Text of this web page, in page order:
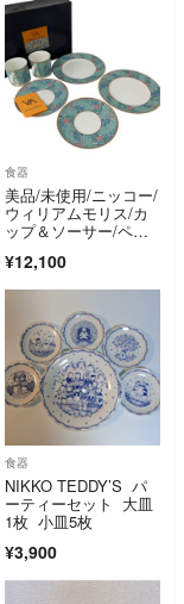
食器
美品/未使用/ニッコー/
ウィリアムモリス/カ
ップ＆ソーサー/ペア/
ト/3105101/箱付き/R
S2385
¥12,100
食器
NIKKO TEDDY’S パ
ーティーセット 大皿
1枚 小皿5枚
¥3,900